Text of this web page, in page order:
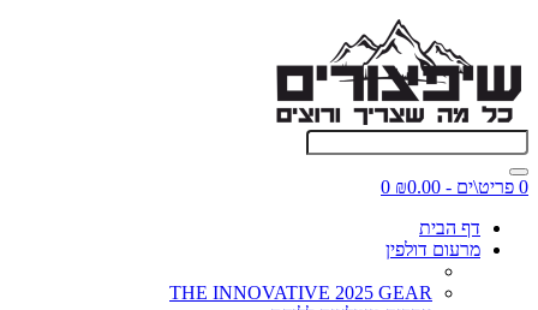
0 פריט\ים - ₪0.00
0
דף הבית
מרעום דולפין
THE INNOVATIVE 2025 GEAR